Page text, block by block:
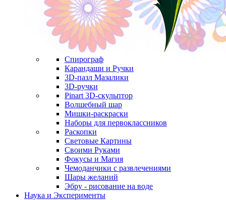
Спирограф
Карандаши и Ручки
3D-пазл Мазалики
3D-ручки
Pinart 3D-скульптор
Волшебный шар
Мишки-раскраски
Наборы для первоклассников
Раскопки
Световые Картины
Своими Руками
Фокусы и Магия
Чемоданчики с развлечениями
Шары желаний
Эбру - рисование на воде
Наука и Эксперименты